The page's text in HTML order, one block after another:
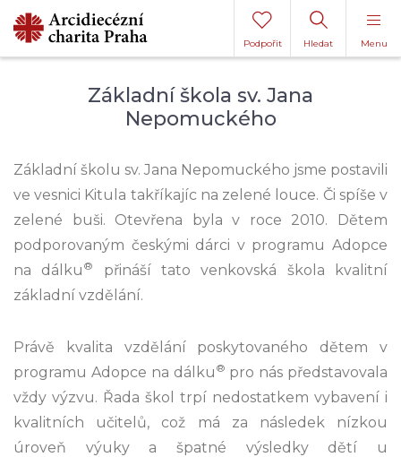
Menu
Hledat
Podpořit
Základní škola sv. Jana
Nepomuckého
Základní školu sv. Jana Nepomuckého jsme postavili
ve vesnici Kitula takříkajíc na zelené louce. Či spíše v
zelené buši. Otevřena byla v roce 2010. Dětem
podporovaným českými dárci v programu Adopce
na dálku ®
přináší tato venkovská škola kvalitní
základní vzdělání.
Právě kvalita vzdělání poskytovaného dětem v
programu Adopce na dálku ® pro nás představovala
vždy výzvu. Řada škol trpí nedostatkem vybavení i
kvalitních učitelů, což má za následek nízkou
úroveň výuky a špatné výsledky dětí u